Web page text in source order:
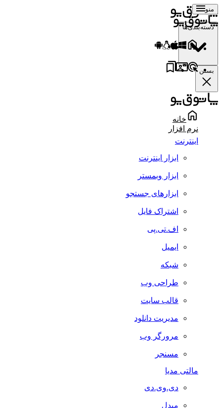
منو
دسته‌بندی‌ها
بستن
خانه
نرم افزار
اینترنت
ابزار اینترنت
ابزار وبمستر
ابزارهای جستجو
اشتراک فایل
اف.تی.پی
ایمیل
شبکه
طراحی وب
قالب سایت
مدیریت دانلود
مرورگر وب
مسنجر
مالتی مدیا
دی.وی.دی
مبدل